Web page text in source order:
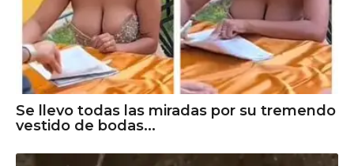
Se llevo todas las miradas por su tremendo
vestido de bodas...